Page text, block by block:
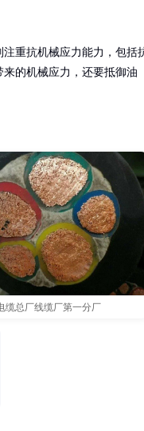
重抗机械应力能力，包括
的机械应力，还要抵御油
缆总厂线缆厂第一分厂